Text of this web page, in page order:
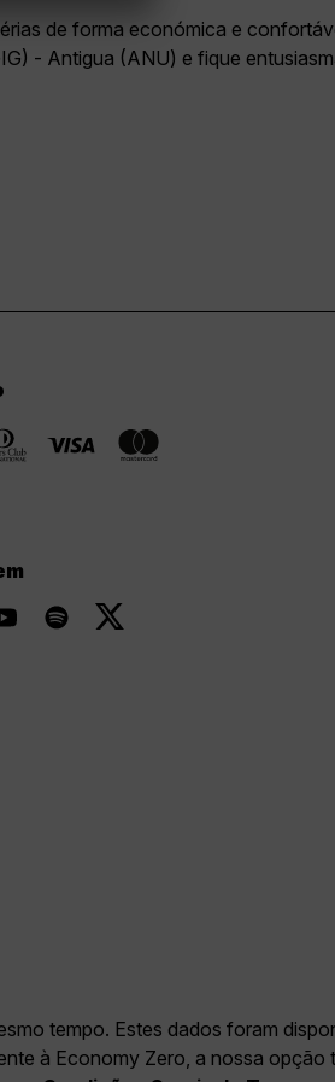
de forma económica e
- Antigua (ANU) e fique
tempo. Estes dados foram
à Economy Zero, a nossa opção